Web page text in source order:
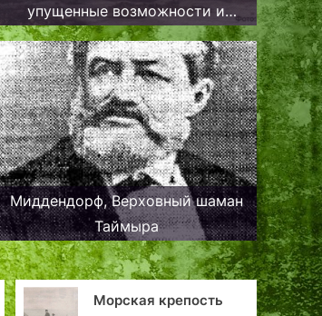
упущенные возможности и
место силы
Миддендорф, Верховный шаман
Таймыра
Смотр достижений